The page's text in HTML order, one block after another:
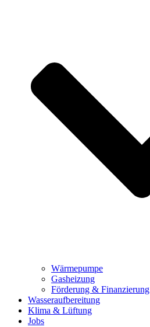
Wärmepumpe
Gasheizung
Förderung & Finanzierung
Wasseraufbereitung
Klima & Lüftung
Jobs